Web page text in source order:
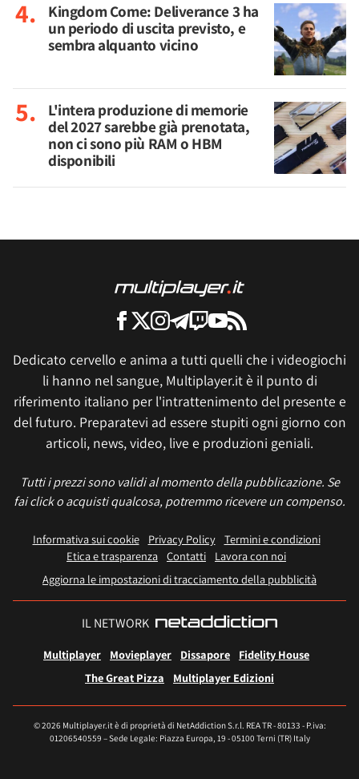
Kingdom Come: Deliverance 3 ha
un periodo di uscita previsto, e
sembra alquanto vicino
L'intera produzione di memorie
del 2027 sarebbe già prenotata,
non ci sono più RAM o HBM
disponibili
Dedicato cervello e anima a tutti quelli che i videogiochi
li hanno nel sangue, Multiplayer.it è il punto di
riferimento italiano per l'intrattenimento del presente e
del futuro. Preparatevi ad essere stupiti ogni giorno con
articoli, news, video, live e produzioni geniali.
Tutti i prezzi sono validi al momento della pubblicazione. Se
fai click o acquisti qualcosa, potremmo ricevere un compenso.
Informativa sui cookie Privacy Policy
Termini e condizioni
Etica e trasparenza Contatti
Lavora con noi
Aggiorna le impostazioni di tracciamento della pubblicità
IL NETWORK
Multiplayer Movieplayer Dissapore
Fidelity House
The Great Pizza
Multiplayer Edizioni
© 2026 Multiplayer.it è di proprietà di NetAddiction S.r.l. REA TR - 80133 - P.iva:
01206540559 – Sede Legale: Piazza Europa, 19 - 05100 Terni (TR) Italy